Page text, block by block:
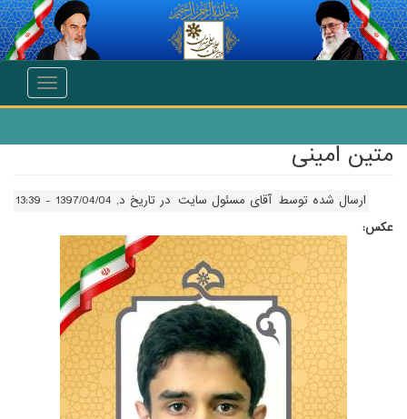
انتقال به محتوای اصلی
Toggle
متین امینی
ارسال شده توسط آقای مسئول سایت در تاریخ د, 1397/04/04 - 13:39
عکس: